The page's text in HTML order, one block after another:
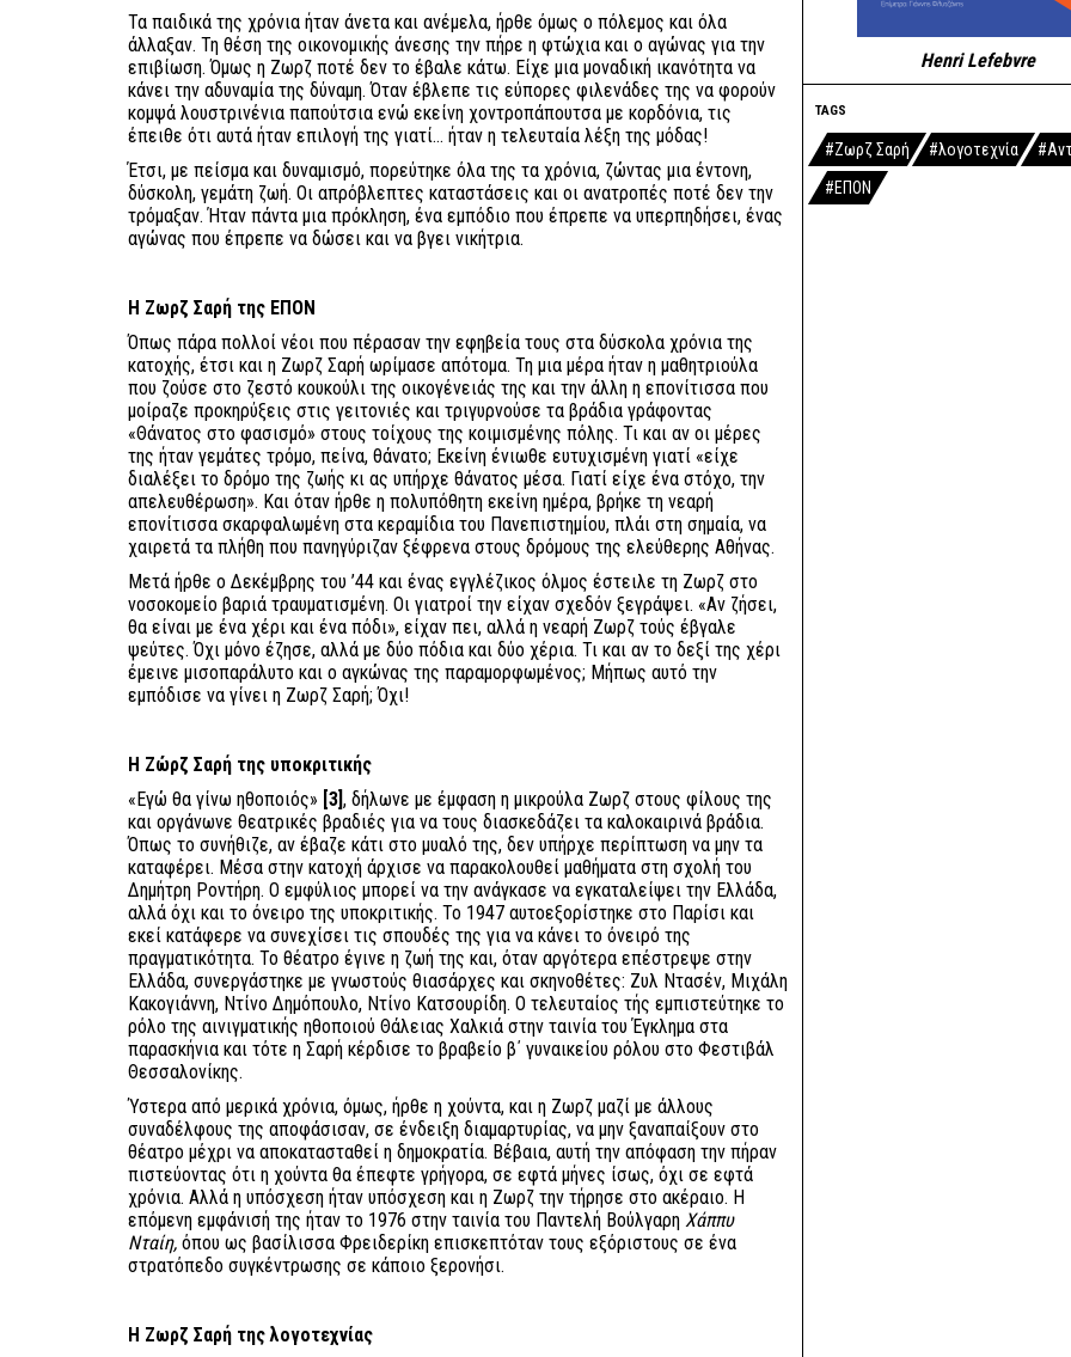
Τα παιδικά της χρόνια ήταν άνετα και ανέμελα, ήρθε όμως ο πόλεμος και όλα
άλλαξαν. Τη θέση της οικονομικής άνεσης την πήρε η φτώχια και ο αγώνας για την
επιβίωση. Όμως η Ζωρζ ποτέ δεν το έβαλε κάτω. Είχε μια μοναδική ικανότητα να
κάνει την αδυναμία της δύναμη. Όταν έβλεπε τις εύπορες φιλενάδες της να φορούν
κομψά λουστρινένια παπούτσια ενώ εκείνη χοντροπάπουτσα με κορδόνια, τις
έπειθε ότι αυτά ήταν επιλογή της γιατί… ήταν η τελευταία λέξη της μόδας!
Έτσι, με πείσμα και δυναμισμό, πορεύτηκε όλα της τα χρόνια, ζώντας μια έντονη,
δύσκολη, γεμάτη ζωή. Οι απρόβλεπτες καταστάσεις και οι ανατροπές ποτέ δεν την
τρόμαξαν. Ήταν πάντα μια πρόκληση, ένα εμπόδιο που έπρεπε να υπερπηδήσει, ένας
αγώνας που έπρεπε να δώσει και να βγει νικήτρια.
Η Ζωρζ Σαρή της ΕΠΟΝ
Όπως πάρα πολλοί νέοι που πέρασαν την εφηβεία τους στα δύσκολα χρόνια της
κατοχής, έτσι και η Ζωρζ Σαρή ωρίμασε απότομα. Τη μια μέρα ήταν η μαθητριούλα
που ζούσε στο ζεστό κουκούλι της οικογένειάς της και την άλλη η επονίτισσα που
μοίραζε προκηρύξεις στις γειτονιές και τριγυρνούσε τα βράδια γράφοντας
«Θάνατος στο φασισμό» στους τοίχους της κοιμισμένης πόλης. Τι και αν οι μέρες
της ήταν γεμάτες τρόμο, πείνα, θάνατο; Εκείνη ένιωθε ευτυχισμένη γιατί «είχε
διαλέξει το δρόμο της ζωής κι ας υπήρχε θάνατος μέσα. Γιατί είχε ένα στόχο, την
απελευθέρωση». Και όταν ήρθε η πολυπόθητη εκείνη ημέρα, βρήκε τη νεαρή
επονίτισσα σκαρφαλωμένη στα κεραμίδια του Πανεπιστημίου, πλάι στη σημαία, να
χαιρετά τα πλήθη που πανηγύριζαν ξέφρενα στους δρόμους της ελεύθερης Αθήνας.
Μετά ήρθε ο Δεκέμβρης του ’44 και ένας εγγλέζικος όλμος έστειλε τη Ζωρζ στο
νοσοκομείο βαριά τραυματισμένη. Οι γιατροί την είχαν σχεδόν ξεγράψει. «Αν ζήσει,
θα είναι με ένα χέρι και ένα πόδι», είχαν πει, αλλά η νεαρή Ζωρζ τούς έβγαλε
ψεύτες. Όχι μόνο έζησε, αλλά με δύο πόδια και δύο χέρια. Τι και αν το δεξί της χέρι
έμεινε μισοπαράλυτο και ο αγκώνας της παραμορφωμένος; Μήπως αυτό την
εμπόδισε να γίνει η Ζωρζ Σαρή; Όχι!
Η Ζώρζ Σαρή της υποκριτικής
«Εγώ θα γίνω ηθοποιός» [3], δήλωνε με έμφαση η μικρούλα Ζωρζ στους φίλους της
και οργάνωνε θεατρικές βραδιές για να τους διασκεδάζει τα καλοκαιρινά βράδια.
Όπως το συνήθιζε, αν έβαζε κάτι στο μυαλό της, δεν υπήρχε περίπτωση να μην τα
καταφέρει. Μέσα στην κατοχή άρχισε να παρακολουθεί μαθήματα στη σχολή του
Δημήτρη Ροντήρη. Ο εμφύλιος μπορεί να την ανάγκασε να εγκαταλείψει την Ελλάδα,
αλλά όχι και το όνειρο της υποκριτικής. Το 1947 αυτοεξορίστηκε στο Παρίσι και
εκεί κατάφερε να συνεχίσει τις σπουδές της για να κάνει το όνειρό της
πραγματικότητα. Το θέατρο έγινε η ζωή της και, όταν αργότερα επέστρεψε στην
Ελλάδα, συνεργάστηκε με γνωστούς θιασάρχες και σκηνοθέτες: Ζυλ Ντασέν, Μιχάλη
Κακογιάννη, Ντίνο Δημόπουλο, Ντίνο Κατσουρίδη. Ο τελευταίος τής εμπιστεύτηκε το
ρόλο της αινιγματικής ηθοποιού Θάλειας Χαλκιά στην ταινία του Έγκλημα στα
παρασκήνια και τότε η Σαρή κέρδισε το βραβείο β΄ γυναικείου ρόλου στο Φεστιβάλ
Θεσσαλονίκης.
Ύστερα από μερικά χρόνια, όμως, ήρθε η χούντα, και η Ζωρζ μαζί με άλλους
συναδέλφους της αποφάσισαν, σε ένδειξη διαμαρτυρίας, να μην ξαναπαίξουν στο
θέατρο μέχρι να αποκατασταθεί η δημοκρατία. Βέβαια, αυτή την απόφαση την πήραν
πιστεύοντας ότι η χούντα θα έπεφτε γρήγορα, σε εφτά μήνες ίσως, όχι σε εφτά
χρόνια. Αλλά η υπόσχεση ήταν υπόσχεση και η Ζωρζ την τήρησε στο ακέραιο. Η
επόμενη εμφάνισή της ήταν το 1976 στην ταινία του Παντελή Βούλγαρη Χάππυ
Νταίη, όπου ως βασίλισσα Φρειδερίκη επισκεπτόταν τους εξόριστους σε ένα
στρατόπεδο συγκέντρωσης σε κάποιο ξερονήσι.
Η Ζωρζ Σαρή της λογοτεχνίας
Henri Lefebvre
TAGS
#Ζωρζ Σαρή #λογοτεχνία
#ΕΠΟΝ